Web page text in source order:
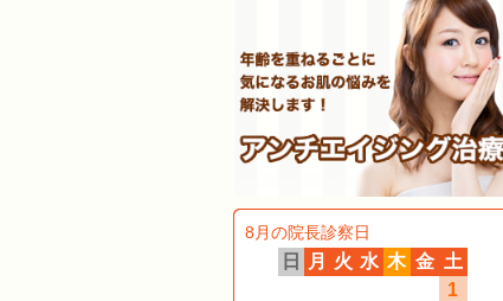
8月の院長診察日
日 月 火 水 木 金 土
1